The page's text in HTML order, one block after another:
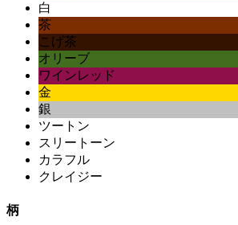
白
茶
こげ茶
オリーブ
ワインレッド
金
銀
ツートン
スリートーン
カラフル
クレイジー
柄